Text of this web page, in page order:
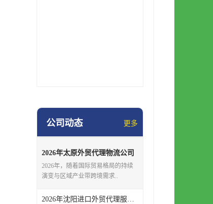
公司动态 更多
2026年太原外贸代理物流公司
服务解析：一站式进出口代理
与全链路物流支持
2026年，随着国际贸易格局的持续
演变与区域产业带跨境需求..
2026年沈阳进口外贸代理服务全景解析，一站式通关退税**